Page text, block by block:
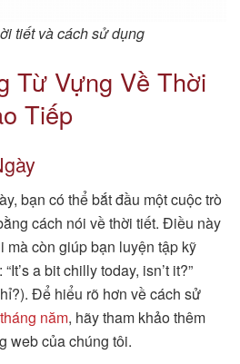
tiết và cách sử dụng
Từ Vựng Về Thời
Tiếp
bạn có thể bắt đầu một cuộc trò
cách nói về thời tiết. Điều này
mà còn giúp bạn luyện tập kỹ
a bit chilly today, isn’t it?”
Để hiểu rõ hơn về cách sử
năm, hãy tham khảo thêm
web của chúng tôi.